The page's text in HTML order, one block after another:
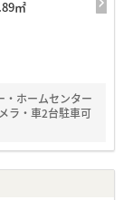
㎡
ホームセンター
ラ・車2台駐車可